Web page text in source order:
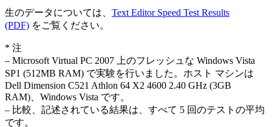
生のデータについては、 Text Editor Speed Test Results
(PDF) をご覧ください。
* 注
– Microsoft Virtual PC 2007 上のフレッシュな Windows Vista
SP1 (512MB RAM) で実験を行いました。ホスト マシンは
Dell Dimension C521 Athlon 64 X2 4600 2.40 GHz (3GB
RAM)、Windows Vista です。
– 比較、記述されている結果は、すべて 5 回のテストの平均
です。